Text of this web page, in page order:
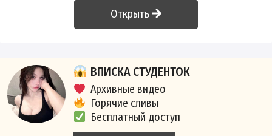
Открыть
ВПИСКА СТУДЕНТОК
Архивные видео
Горячие сливы
Бесплатный доступ